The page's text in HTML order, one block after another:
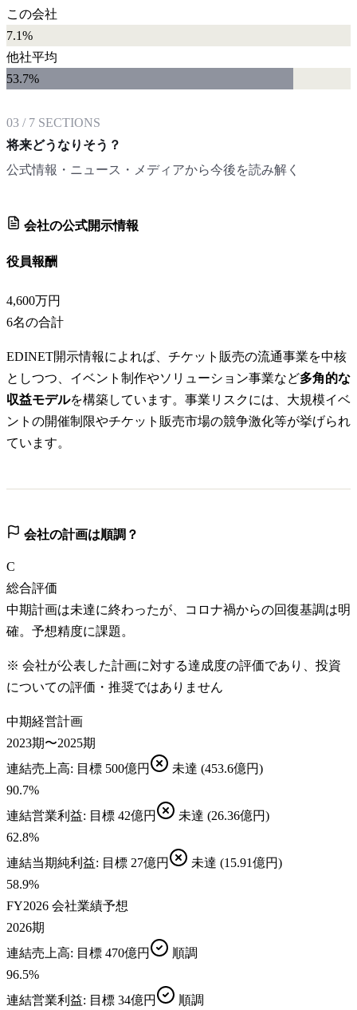
この会社
7.1%
他社平均
53.7%
03 / 7 SECTIONS
将来どうなりそう？
公式情報・ニュース・メディアから今後を読み解く
会社の公式開示情報
役員報酬
4,600万円
6名の合計
EDINET開示情報によれば、チケット販売の流通事業を中核
としつつ、イベント制作やソリューション事業など多角的な
収益モデルを構築しています。事業リスクには、大規模イベ
ントの開催制限やチケット販売市場の競争激化等が挙げられ
ています。
会社の計画は順調？
C
総合評価
中期計画は未達に終わったが、コロナ禍からの回復基調は明
確。予想精度に課題。
※ 会社が公表した計画に対する達成度の評価であり、投資
についての評価・推奨ではありません
中期経営計画
2023期〜2025期
連結売上高: 目標 500億円 未達 (453.6億円)
90.7%
連結営業利益: 目標 42億円 未達 (26.36億円)
62.8%
連結当期純利益: 目標 27億円 未達 (15.91億円)
58.9%
FY2026 会社業績予想
2026期
連結売上高: 目標 470億円
順調
96.5%
連結営業利益: 目標 34億円 順調